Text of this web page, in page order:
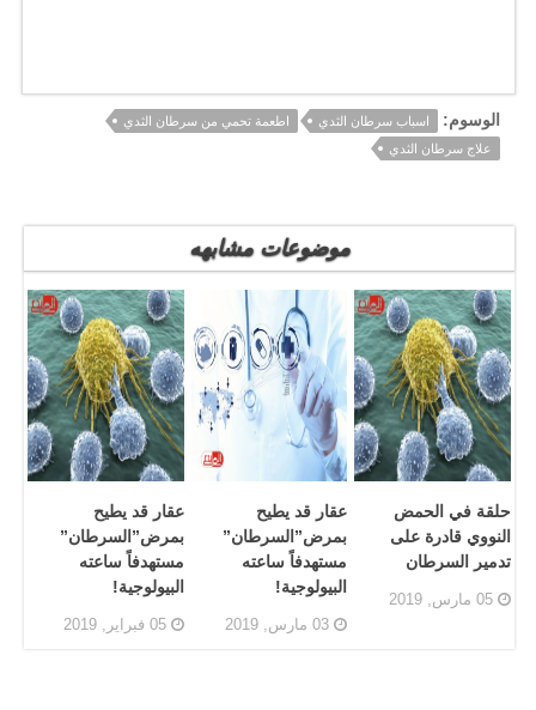
الوسوم: اسباب سرطان الثدي
اطعمة تحمي من سرطان الثدي
علاج سرطان الثدي
موضوعات مشابهه
حلقة في الحمض
النووي قادرة على
تدمير السرطان
05 مارس, 2019
عقار قد يطيح
بمرض”السرطان”
مستهدفاً ساعته
البيولوجية!
03 مارس, 2019
عقار قد يطيح
بمرض”السرطان”
مستهدفاً ساعته
البيولوجية!
05 فبراير, 2019